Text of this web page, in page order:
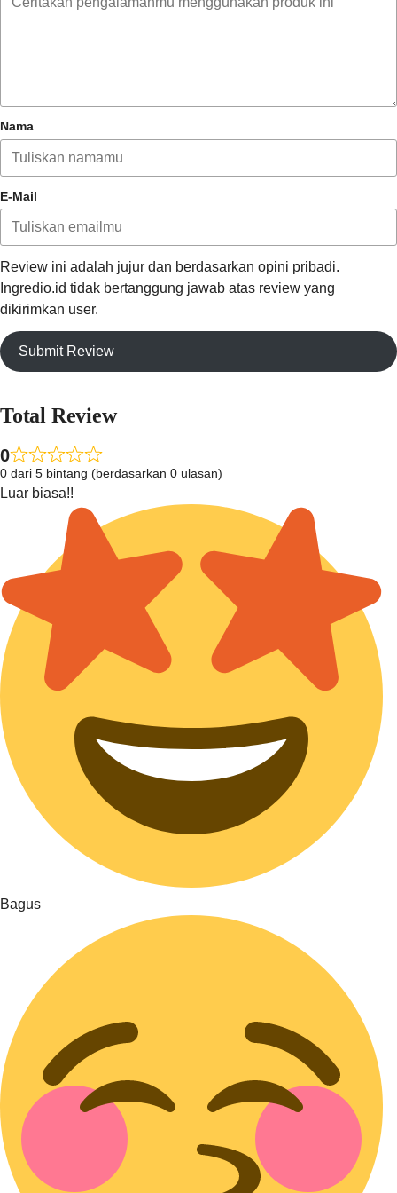
Nama
E-Mail
Review ini adalah jujur dan berdasarkan opini pribadi.
Ingredio.id tidak bertanggung jawab atas review yang
dikirimkan user.
Submit Review
Total Review
0
0 dari 5 bintang (berdasarkan 0 ulasan)
Luar biasa!!
Bagus